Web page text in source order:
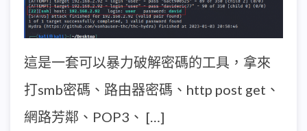
這是一套可以暴力破解密碼的工具，拿來
打smb密碼、路由器密碼、http post get、
網路芳鄰、POP3、 […]